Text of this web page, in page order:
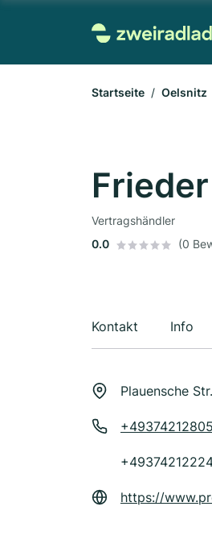
Startseite Oelsnitz
Vertragshändler
0.0
(0
Kontakt Info
Plauensche
https://